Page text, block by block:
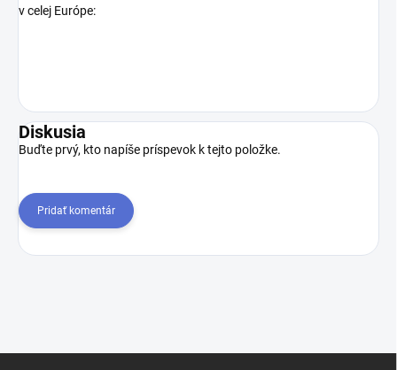
v celej Európe:
Diskusia
Buďte prvý, kto napíše príspevok k tejto položke.
Pridať komentár